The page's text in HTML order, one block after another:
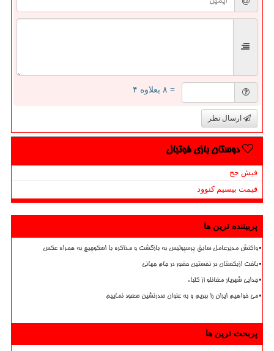
= ۸ بعلاوه ۴
ارسال نظر
دوستان بازی فوتبال
فیش حج
قیمت بیسیم کنوود
پربیننده ترین ها
واکنش مدیرعامل سابق پرسپولیس به بازگشت و مذاکره با اسکوچیچ به همراه عکس
باخت ازبکستان در نخستین حضور در جام جهانی
جدایی شهریار مغانلو از کلباء
می خواهیم ایران را ببریم و به عنوان صدرنشین صعود نماییم
پربحث ترین ها